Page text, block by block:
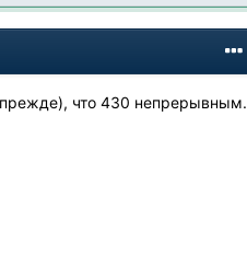
прежде), что 430 непрерывным.